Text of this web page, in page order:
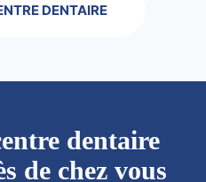
DENTAIRE
dentaire
de chez vous